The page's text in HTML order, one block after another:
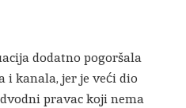
dodatno pogoršala
i kanala, jer je veći dio
pravac koji nema